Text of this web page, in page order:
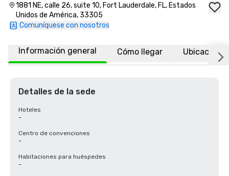
1881 NE, calle 26, suite 10, Fort Lauderdale, FL, Estados
Unidos de América, 33305
Comuníquese con nosotros
Información general Cómo llegar Ubicación
Detalles de la sede
Hoteles
-
Centro de convenciones
-
Habitaciones para huéspedes
-